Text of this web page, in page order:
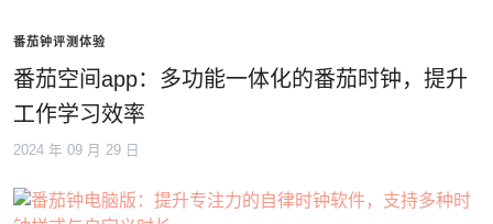
番茄钟评测体验
番茄空间app：多功能一体化的番茄时钟，提升
工作学习效率
2024 年 09 月 29 日